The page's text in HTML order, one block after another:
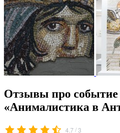
Отзывы про событие
«Анималистика в
4.7 /3